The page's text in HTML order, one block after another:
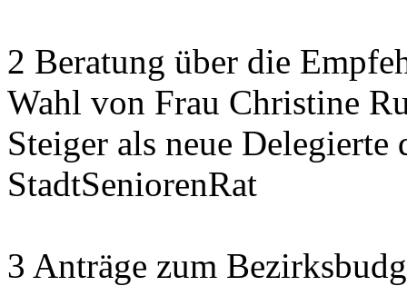
2 Beratung über die
Wahl von Frau Christine
Steiger als neue Delegierte
StadtSeniorenRat
3 Anträge zum